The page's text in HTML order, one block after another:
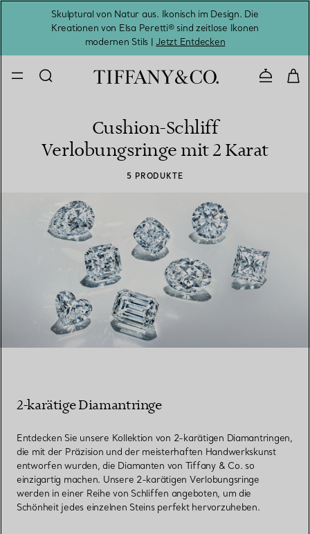
Skulptural von Natur aus. Ikonisch im Design. Die
Kreationen von Elsa Peretti® sind zeitlose Ikonen
modernen Stils |Jetzt Entdecken
Cushion-Schliff
Verlobungsringe mit 2 Karat
5 PRODUKTE
2-karätige Diamantringe
Entdecken Sie unsere Kollektion von 2-karätigen Diamantringen,
die mit der Präzision und der meisterhaften Handwerkskunst
entworfen wurden, die Diamanten von Tiffany & Co. so
einzigartig machen. Unsere 2-karätigen Verlobungsringe
werden in einer Reihe von Schliffen angeboten, um die
Schönheit jedes einzelnen Steins perfekt hervorzuheben.